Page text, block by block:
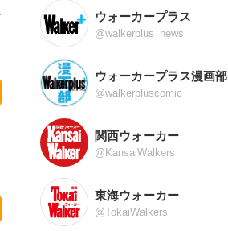
ウォーカープラス
@walkerplus_news
ウォーカープラス漫画部
@walkerpluscomic
関西ウォーカー
@KansaiWalkers
東海ウォーカー
@TokaiWalkers